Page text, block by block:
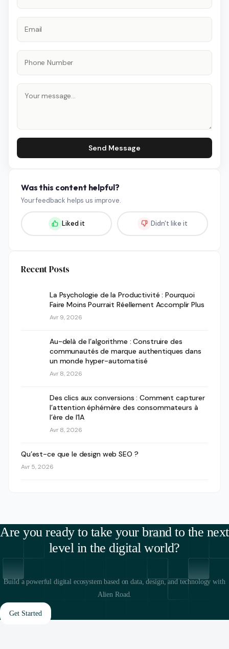
Send Message
Was this content helpful?
Your feedback helps us improve.
Liked it Didn't like it
Recent Posts
La Psychologie de la Productivité : Pourquoi
Faire Moins Pourrait Réellement Accomplir Plus
Avr 9, 2026
Au-delà de l’algorithme : Construire des
communautés de marque authentiques dans
un monde hyper-automatisé
Avr 8, 2026
Des clics aux conversions : Comment capturer
l’attention éphémère des consommateurs à
l’ère de l’IA
Avr 8, 2026
Qu’est-ce que le design web SEO ?
Avr 5, 2026
Are you ready to take your brand to the next
level in the digital world?
Build a powerful digital ecosystem based on data, design, and technology with
Alien Road.
Get Started